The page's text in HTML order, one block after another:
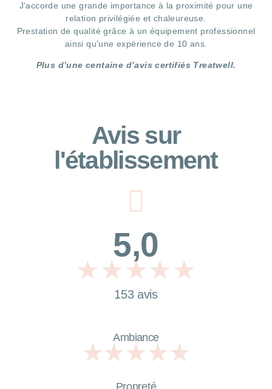
J’accorde une grande importance à la proximité pour une
relation privilégiée et chaleureuse.
Prestation de qualité grâce à un équipement professionnel
ainsi qu’une expérience de 10 ans.
Plus d’une centaine d’avis certifiés Treatwell.
Avis sur
l'établissement
5,0
★ ★ ★ ★ ★
153 avis
Ambiance
★★★★★
Propreté